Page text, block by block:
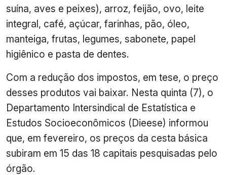
suína, aves e peixes), arroz, feijão, ovo, leite
integral, café, açúcar, farinhas, pão, óleo,
manteiga, frutas, legumes, sabonete, papel
higiênico e pasta de dentes.
Com a redução dos impostos, em tese, o preço
desses produtos vai baixar. Nesta quinta (7), o
Departamento Intersindical de Estatística e
Estudos Socioeconômicos (Dieese) informou
que, em fevereiro, os preços da cesta básica
subiram em 15 das 18 capitais pesquisadas pelo
órgão.